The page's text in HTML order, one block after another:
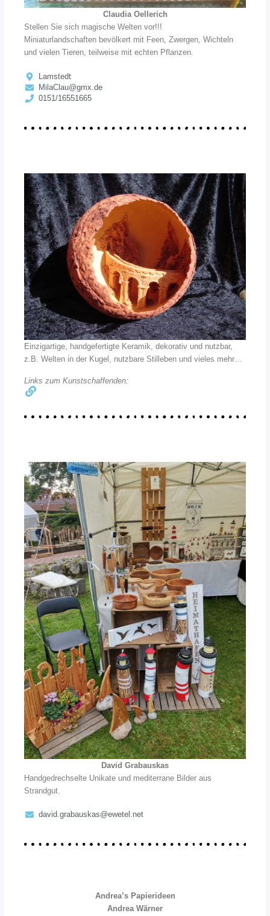
Claudia Oellerich
Stellen Sie sich magische Welten vor!!!
Miniaturlandschaften bevölkert mit Feen, Zwergen, Wichteln
und vielen Tieren, teilweise mit echten Pflanzen.
Lamstedt
MilaClau@gmx.de
0151/16551665
Einzigartige, handgefertigte Keramik, dekorativ und nutzbar,
z.B. Welten in der Kugel, nutzbare Stilleben und vieles mehr…
Links zum Kunstschaffenden:
David Grabauskas
Handgedrechselte Unikate und mediterrane Bilder aus
Strandgut.
david.grabauskas@ewetel.net
Andrea’s Papierideen
Andrea Wärner